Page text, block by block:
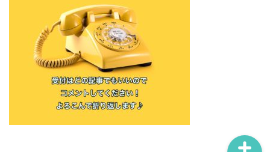
無料オンラインメール講座